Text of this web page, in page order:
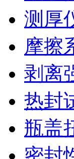
测厚
摩擦
剥离
热封
瓶盖